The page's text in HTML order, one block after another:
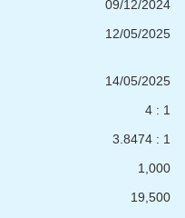
09/12/2024
12/05/2025
14/05/2025
4 : 1
3.8474 : 1
1,000
19,500